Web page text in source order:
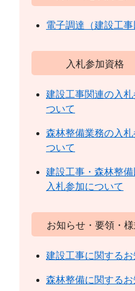
電子調達（建設工事
入札参加資格
建設工事関連の入札
ついて
森林整備業務の入札
ついて
建設工事・森林整
入札参加について
お知らせ・要領・
建設工事に関する
森林整備に関する